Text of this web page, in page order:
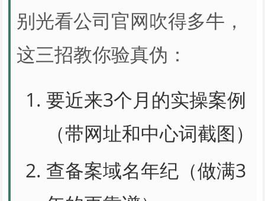
别光看公司官网吹得多牛，
这三招教你验真伪：
要近来3个月的实操案例
（带网址和中心词截图）
查备案域名年纪（做满3